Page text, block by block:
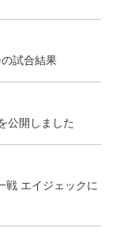
試合結果
公開しました
戦 エイジェックに